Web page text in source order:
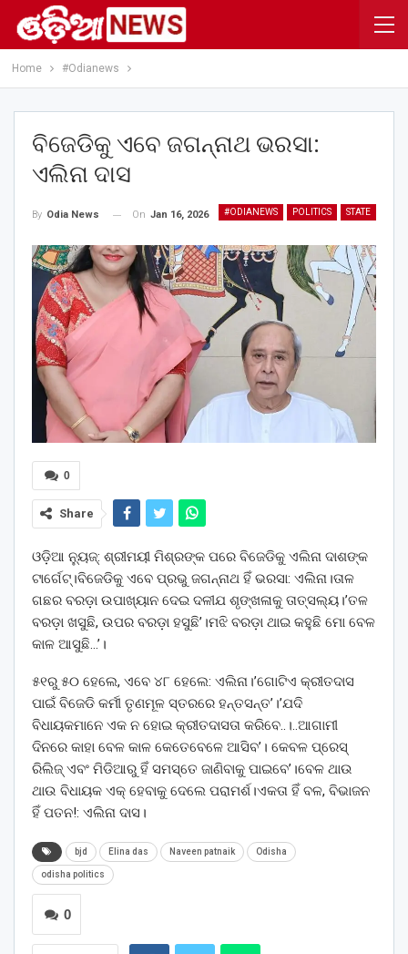
Home #Odianews
ବିଜେଡିକୁ ଏବେ ଜଗନ୍ନାଥ ଭରସା:
ଏଲିନା ଦାସ
#ODIANEWS POLITICS STATE
By Odia News On Jan 16, 2026
0
Share
ଓଡ଼ିଆ ନ୍ୟୁଜ୍: ଶ୍ରୀମୟୀ ମିଶ୍ରଙ୍କ ପରେ ବିଜେଡିକୁ ଏଲିନା ଦାଶଙ୍କ
ଟାର୍ଗେଟ୍।ବିଜେଡିକୁ ଏବେ ପ୍ରଭୁ ଜଗନ୍ନାଥ ହିଁ ଭରସା: ଏଲିନା।ତାଳ
ଗଛର ବରଡ଼ା ଉପାଖ୍ୟାନ ଦେଇ ଦଳୀଯ ଶୃଙ୍ଖଳାକୁ ତାତ୍ସଲ୍ୟ।’ତଳ
ବରଡ଼ା ଖସୁଛି, ଉପର ବରଡ଼ା ହସୁଛି’।ମଝି ବରଡ଼ା ଥାଇ କହୁଛି ମୋ ବେଳ
କାଳ ଆସୁଛି…’।
୫୧ରୁ ୫୦ ହେଲେ, ଏବେ ୪୮ ହେଲେ: ଏଲିନା।’ଗୋଟିଏ କ୍ରୀତଦାସ
ପାଇଁ ବିଜେଡି କର୍ମୀ ତୃଣମୂଳ ସ୍ତରରେ ହନ୍ତସନ୍ତ’।’ଯଦି
ବିଧାୟକମାନେ ଏକ ନ ହୋଇ କ୍ରୀତଦାସତା କରିବେ..।..ଆଗାମୀ
ଦିନରେ କାହା ବେଳ କାଳ କେତେବେଳେ ଆସିବ’। କେବଳ ପ୍ରେସ୍
ରିଲିଜ୍ ଏବଂ ମିଡିଆରୁ ହିଁ ସମସ୍ତେ ଜାଣିବାକୁ ପାଇବେ’।ବେଳ ଥାଉ
ଥାଉ ବିଧାୟକ ଏକ୍ ହେବାକୁ ଦେଲେ ପରାମର୍ଶ।ଏକତା ହିଁ ବଳ, ବିଭାଜନ
ହିଁ ପତନ!: ଏଲିନା ଦାସ।
bjd Elina das Naveen patnaik Odisha
odisha politics
0